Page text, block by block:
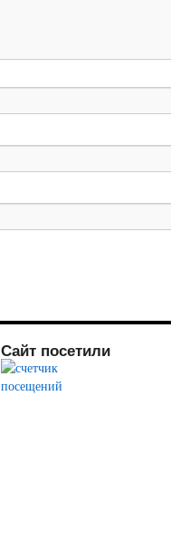
Сайт посетили